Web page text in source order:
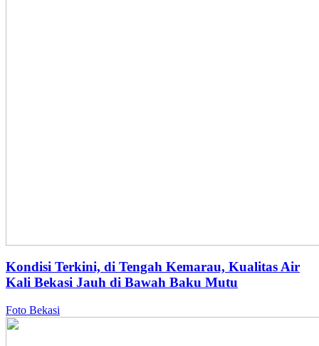
Kondisi Terkini, di Tengah Kemarau, Kualitas Air
Kali Bekasi Jauh di Bawah Baku Mutu
Foto Bekasi